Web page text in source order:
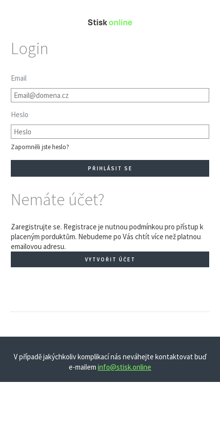
Login
Email
Heslo
Zapomněli jste heslo?
Nemáte účet?
Zaregistrujte se. Registrace je nutnou podmínkou pro přístup k
placeným porduktům. Nebudeme po Vás chtít více než platnou
emailovou adresu.
VYTVOŘIT ÚČET
V případě jakýchkoliv komplikací nás neváhejte kontaktovat buď
e-mailem info@stisk.online